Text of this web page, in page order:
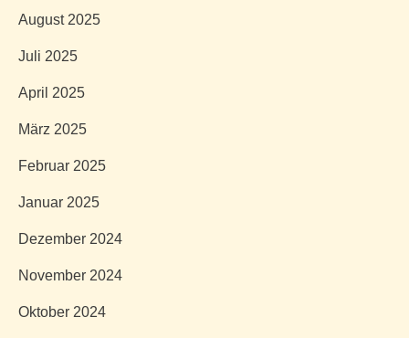
August 2025
Juli 2025
April 2025
März 2025
Februar 2025
Januar 2025
Dezember 2024
November 2024
Oktober 2024